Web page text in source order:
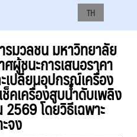
TH
มวลชน มหาวิทยาลัย
ศผู้ชนะการเสนอราคา
เปลี่ยนอุปกรณ์เครื่อง
คเครื่องสูบน้ำดับเพลิง
โดยวิธีเฉพาะ
จง